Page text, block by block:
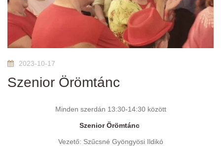
2023-10-17
Szenior Örömtánc
Minden szerdán 13:30-14:30 között
Szenior Örömtánc
Vezető: Szűcsné Gyöngyösi Ildikó